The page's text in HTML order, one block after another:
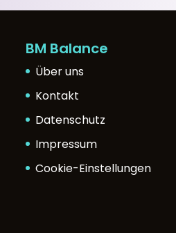
BM Balance
Über uns
Kontakt
Datenschutz
Impressum
Cookie-Einstellungen